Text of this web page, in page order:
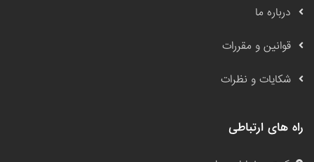
درباره ما
قوانین و مقررات
شکایات و نظرات
راه های ارتباطی